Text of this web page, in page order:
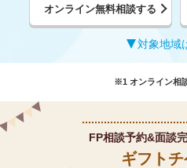
オンライン無料相談する
対象地域
※1 オンライン相
FP相談予約&面談
ギフトチ